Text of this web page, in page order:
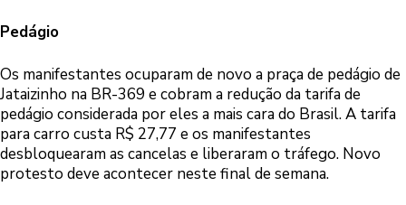
Pedágio
Os manifestantes ocuparam de novo a praça de pedágio de
Jataizinho na BR-369 e cobram a redução da tarifa de
pedágio considerada por eles a mais cara do Brasil. A tarifa
para carro custa R$ 27,77 e os manifestantes
desbloquearam as cancelas e liberaram o tráfego. Novo
protesto deve acontecer neste final de semana.